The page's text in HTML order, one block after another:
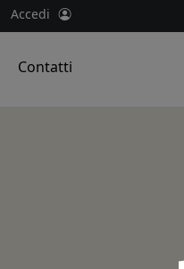
Accedi
Contatti